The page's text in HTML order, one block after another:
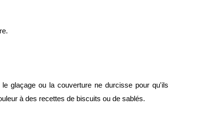
glaçage ou la couverture ne durcisse pour qu'ils
à des recettes de biscuits ou de sablés.